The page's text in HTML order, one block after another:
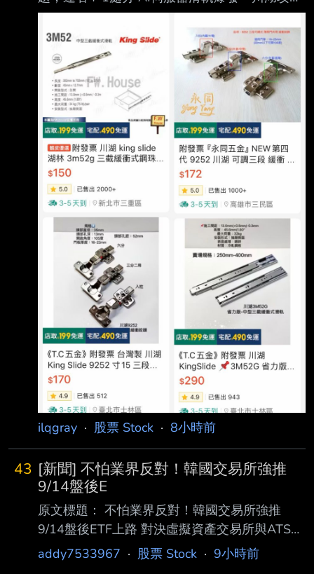
11110元新天價 南俊國際同步漲停 原文標
題： 請勿刪減或自創標題，違者4-1處分，此行
請刪除 AI伺服器滑軌爆發 川湖攻上11110元
新天價 南俊國際同步漲停 原文連結： 網址超
過一行，請用縮網址，連結不能點擊者板規 1-
2-2 處分。 https://tinyurl.com/3hn3enjh 發布時
間： 請勿張貼超過3天新聞 2026/08/07 記者署
名： 原文內容： 大盤重挫仍逆勢強攻 AI 伺服
器供應鏈
ilqgray · 股票 Stock · 8小時前
43 [新聞] 不怕業界反對！韓國交易所強推
9/14盤後E
原文標題： 不怕業界反對！韓國交易所強推
9/14盤後ETF上路 對決虛擬資產交易所與ATS
原文連結：
addy7533967 · 股票 Stock · 9小時前